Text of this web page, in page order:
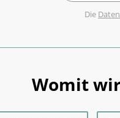
Die
Womit